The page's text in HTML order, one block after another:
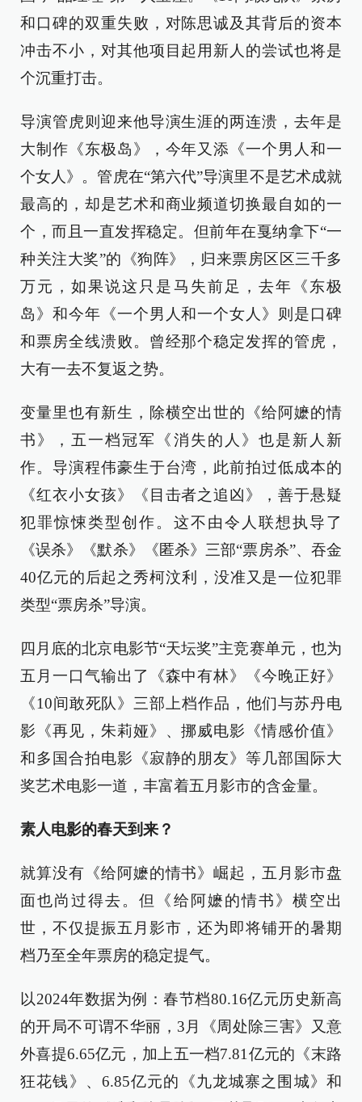
和口碑的双重失败，对陈思诚及其背后的资本
冲击不小，对其他项目起用新人的尝试也将是
个沉重打击。
导演管虎则迎来他导演生涯的两连溃，去年是
大制作《东极岛》，今年又添《一个男人和一
个女人》。管虎在“第六代”导演里不是艺术成就
最高的，却是艺术和商业频道切换最自如的一
个，而且一直发挥稳定。但前年在戛纳拿下“一
种关注大奖”的《狗阵》，归来票房区区三千多
万元，如果说这只是马失前足，去年《东极
岛》和今年《一个男人和一个女人》则是口碑
和票房全线溃败。曾经那个稳定发挥的管虎，
大有一去不复返之势。
变量里也有新生，除横空出世的《给阿嬷的情
书》，五一档冠军《消失的人》也是新人新
作。导演程伟豪生于台湾，此前拍过低成本的
《红衣小女孩》《目击者之追凶》，善于悬疑
犯罪惊悚类型创作。这不由令人联想执导了
《误杀》《默杀》《匿杀》三部“票房杀”、吞金
40亿元的后起之秀柯汶利，没准又是一位犯罪
类型“票房杀”导演。
四月底的北京电影节“天坛奖”主竞赛单元，也为
五月一口气输出了《森中有林》《今晚正好》
《10间敢死队》三部上档作品，他们与苏丹电
影《再见，朱莉娅》、挪威电影《情感价值》
和多国合拍电影《寂静的朋友》等几部国际大
奖艺术电影一道，丰富着五月影市的含金量。
素人电影的春天到来？
就算没有《给阿嬷的情书》崛起，五月影市盘
面也尚过得去。但《给阿嬷的情书》横空出
世，不仅提振五月影市，还为即将铺开的暑期
档乃至全年票房的稳定提气。
以2024年数据为例：春节档80.16亿元历史新高
的开局不可谓不华丽，3月《周处除三害》又意
外喜提6.65亿元，加上五一档7.81亿元的《末路
狂花钱》、6.85亿元的《九龙城寨之围城》和